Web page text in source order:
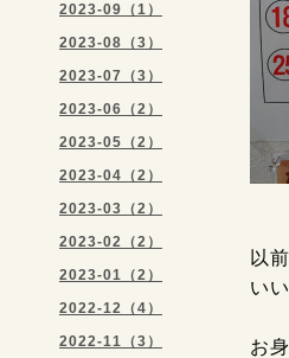
2023-09（1）
2023-08（3）
2023-07（3）
2023-06（2）
2023-05（2）
2023-04（2）
2023-03（2）
2023-02（2）
2023-01（2）
2022-12（4）
2022-11（3）
以
い
お